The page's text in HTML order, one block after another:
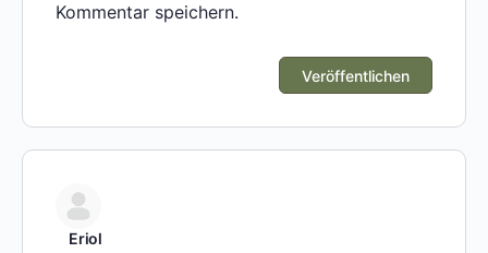
Kommentar speichern.
Eriol